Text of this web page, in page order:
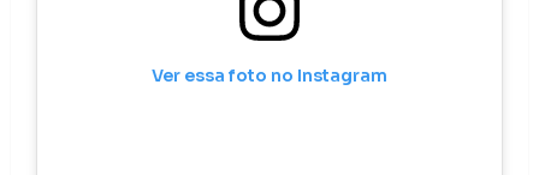
Ver essa foto no Instagram